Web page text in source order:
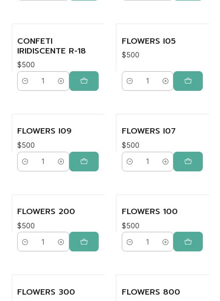
CONFETI
IRIDISCENTE R-18
$500
Cantidad
FLOWERS I05
$500
Cantidad
FLOWERS I09
$500
Cantidad
FLOWERS I07
$500
Cantidad
FLOWERS 200
$500
Cantidad
FLOWERS 100
$500
Cantidad
FLOWERS 300 FLOWERS 800